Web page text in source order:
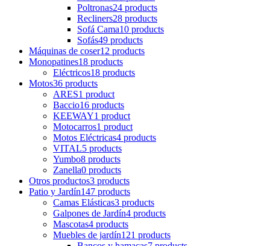
Poltronas24 products
Recliners28 products
Sofá Cama10 products
Sofás49 products
Máquinas de coser12 products
Monopatines18 products
Eléctricos18 products
Motos36 products
ARES1 product
Baccio16 products
KEEWAY1 product
Motocarros1 product
Motos Eléctricas4 products
VITAL5 products
Yumbo8 products
Zanella0 products
Otros productos3 products
Patio y Jardín147 products
Camas Elásticas3 products
Galpones de Jardín4 products
Mascotas4 products
Muebles de jardín121 products